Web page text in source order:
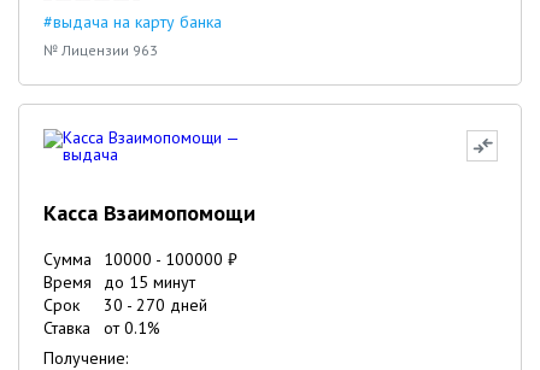
#выдача на карту банка
№ Лицензии 963
Касса Взаимопомощи
Сумма 10000 - 100000 ₽
Время
до 15 минут
Срок
30 - 270 дней
Ставка
от0.1%
Получение: